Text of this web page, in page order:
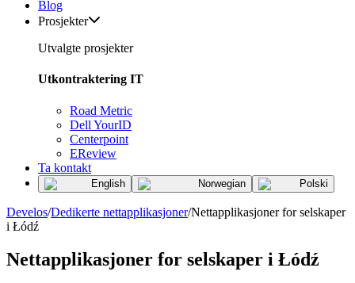
Blog
Prosjekter
Utvalgte prosjekter
Utkontraktering IT
Road Metric
Dell YourID
Centerpoint
EReview
Ta kontakt
English Norwegian Polski
Develos/Dedikerte nettapplikasjoner/Nettapplikasjoner for selskaper
i Łódź
Nettapplikasjoner for selskaper i Łódź